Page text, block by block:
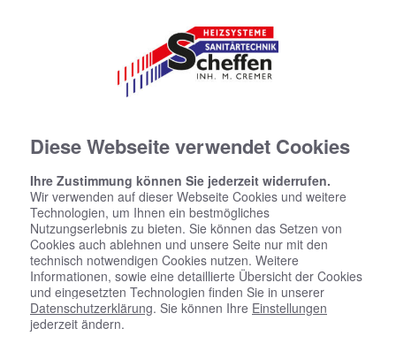
Staatliche Förderung für Ihre neue
Heizung
Das Förderprogramm der BEG
Diese Webseite verwendet Cookies
Ihre Zustimmung können Sie jederzeit widerrufen.
Wir verwenden auf dieser Webseite Cookies und weitere
Technologien, um Ihnen ein bestmögliches
Nutzungserlebnis zu bieten. Sie können das Setzen von
Cookies auch ablehnen und unsere Seite nur mit den
technisch notwendigen Cookies nutzen. Weitere
Informationen, sowie eine detaillierte Übersicht der Cookies
und eingesetzten Technologien finden Sie in unserer
Datenschutzerklärung. Sie können Ihre Einstellungen
jederzeit ändern.